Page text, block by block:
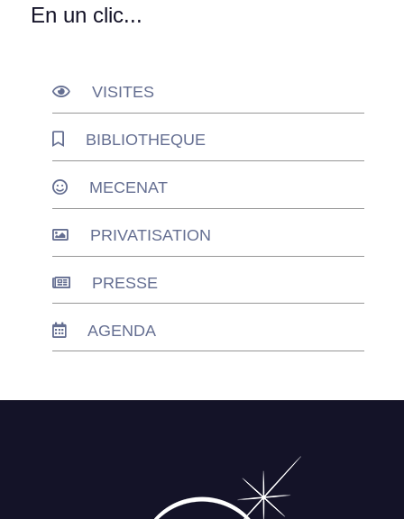
En un clic...
VISITES
BIBLIOTHEQUE
MECENAT
PRIVATISATION
PRESSE
AGENDA